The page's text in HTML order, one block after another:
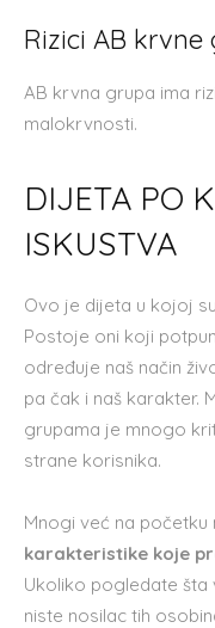
Rizici AB krvne
AB krvna grupa ima
malokrvnosti.
DIJETA PO
ISKUSTVA
Ovo je dijeta u kojoj su
Postoje oni koji
određuje naš način
pa čak i naš karakter.
grupama je mnogo
strane korisnika.
Mnogi već na
karakteristike koje
Ukoliko pogledate šta
niste nosilac tih